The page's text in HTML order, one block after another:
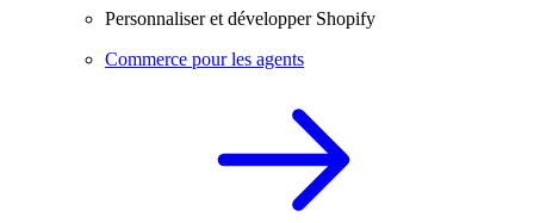
Personnaliser et développer Shopify
Commerce pour les agents